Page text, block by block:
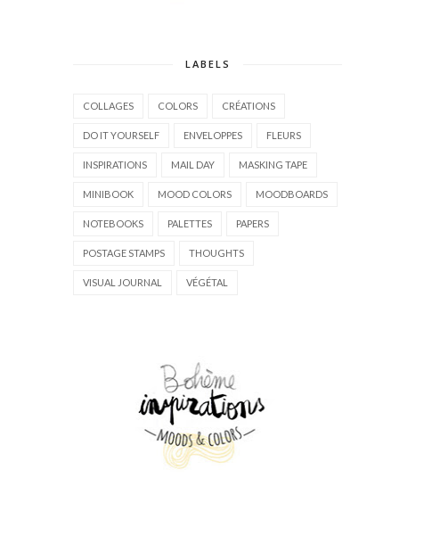
LABELS
COLLAGES COLORS CRÉATIONS
DO IT YOURSELF ENVELOPPES FLEURS
INSPIRATIONS MAIL DAY MASKING TAPE
MINIBOOK MOOD COLORS MOODBOARDS
NOTEBOOKS PALETTES PAPERS
POSTAGE STAMPS THOUGHTS
VISUAL JOURNAL VÉGÉTAL